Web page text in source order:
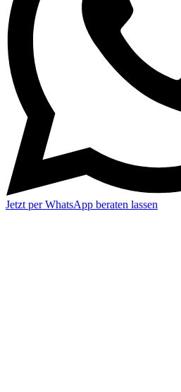
Jetzt per WhatsApp beraten lassen